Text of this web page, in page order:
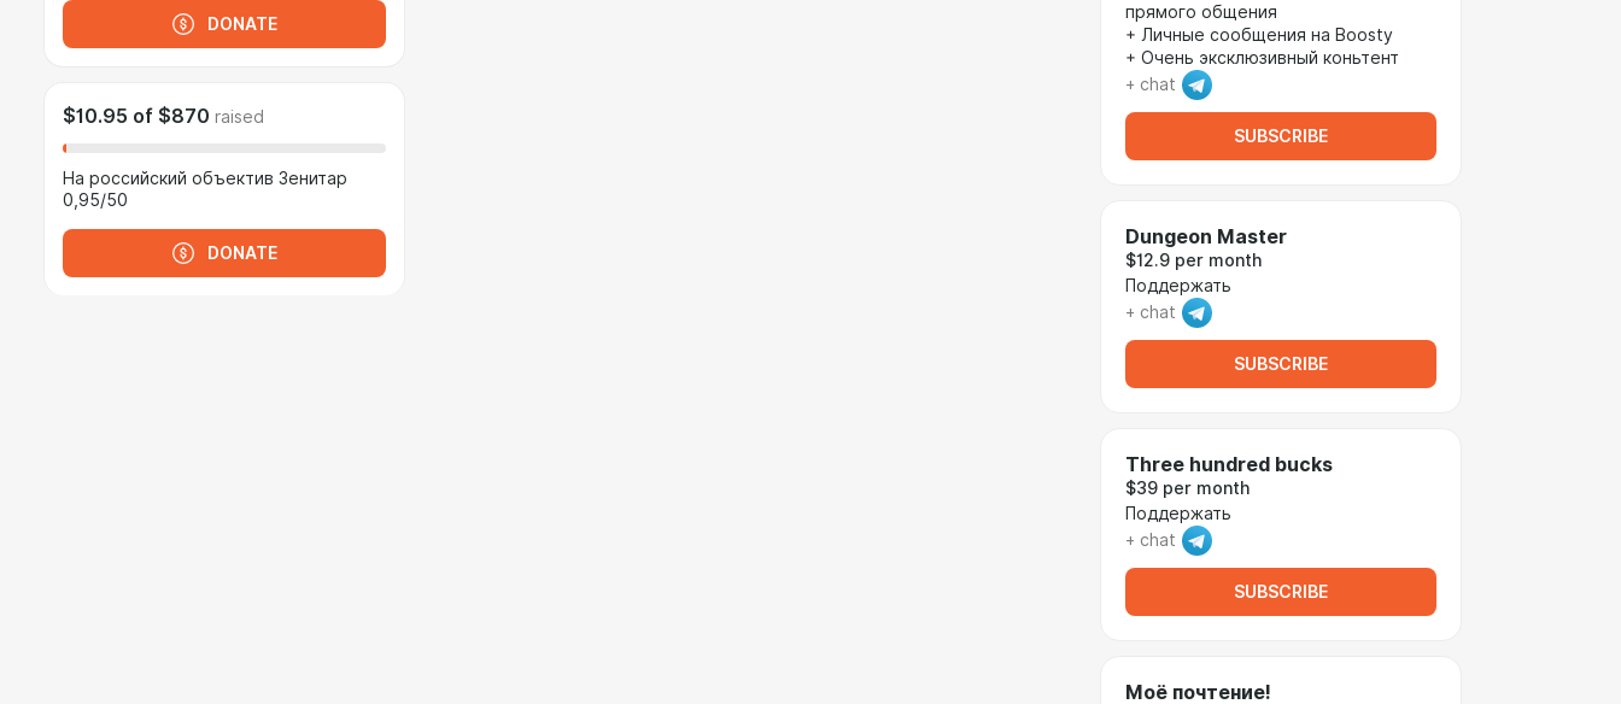
DONATE
$10.95 of $870 raised
На российский объектив Зенитар
0,95/50
DONATE
прямого общения
+ Личные сообщения на Boosty
+ Очень эксклюзивный коньтент
+ chat
SUBSCRIBE
Dungeon Master
$12.9 per month
Поддержать
+ chat
SUBSCRIBE
Three hundred bucks
$39 per month
Поддержать
+ chat
SUBSCRIBE
Моё почтение!